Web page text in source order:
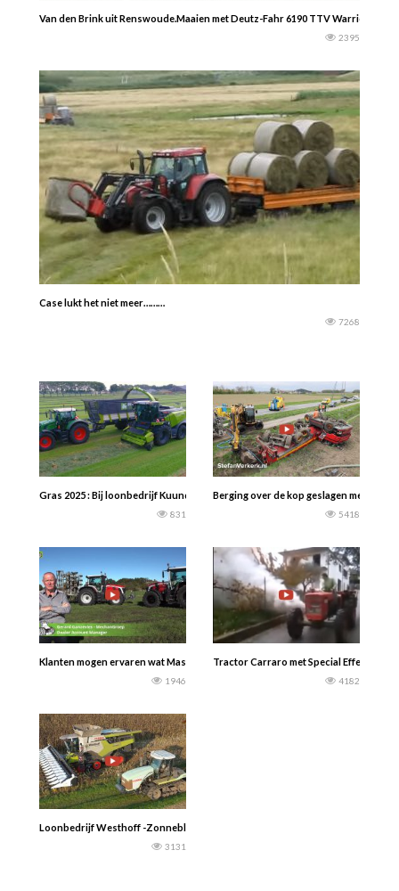
Van den Brink uit Renswoude.Maaien met Deutz-Fahr 6190 TTV Warrior +
2395
Case lukt het niet meer………
7268
Gras 2025 : Bij loonbedrijf Kuunders in Deurne wordt gehakseld met de
831
Berging over de kop geslagen
5418
Klanten mogen ervaren wat Massey Ferguson 8S – DYNA-VT – DYNA-7-
1946
Tractor Carraro met Special Effect
4182
Loonbedrijf Westhoff -Zonnebloemenoogst 2021 met een Claas Lexion 7600
3131